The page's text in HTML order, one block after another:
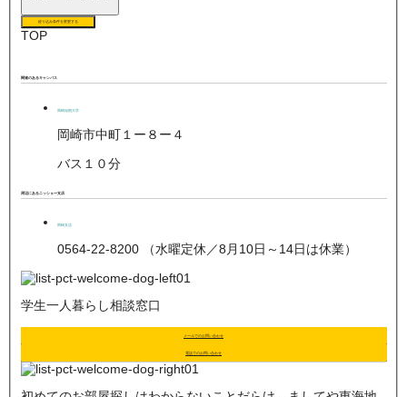
絞り込み条件を変更する
TOP
関連のあるキャンパス
岡崎短期大学
岡崎市中町１ー８ー４
バス１０分
周辺にあるニッショー支店
岡崎支店
0564-22-8200 （水曜定休／8月10日～14日は休業）
学生一人暮らし相談窓口
メールでのお問い合わせ
電話でのお問い合わせ